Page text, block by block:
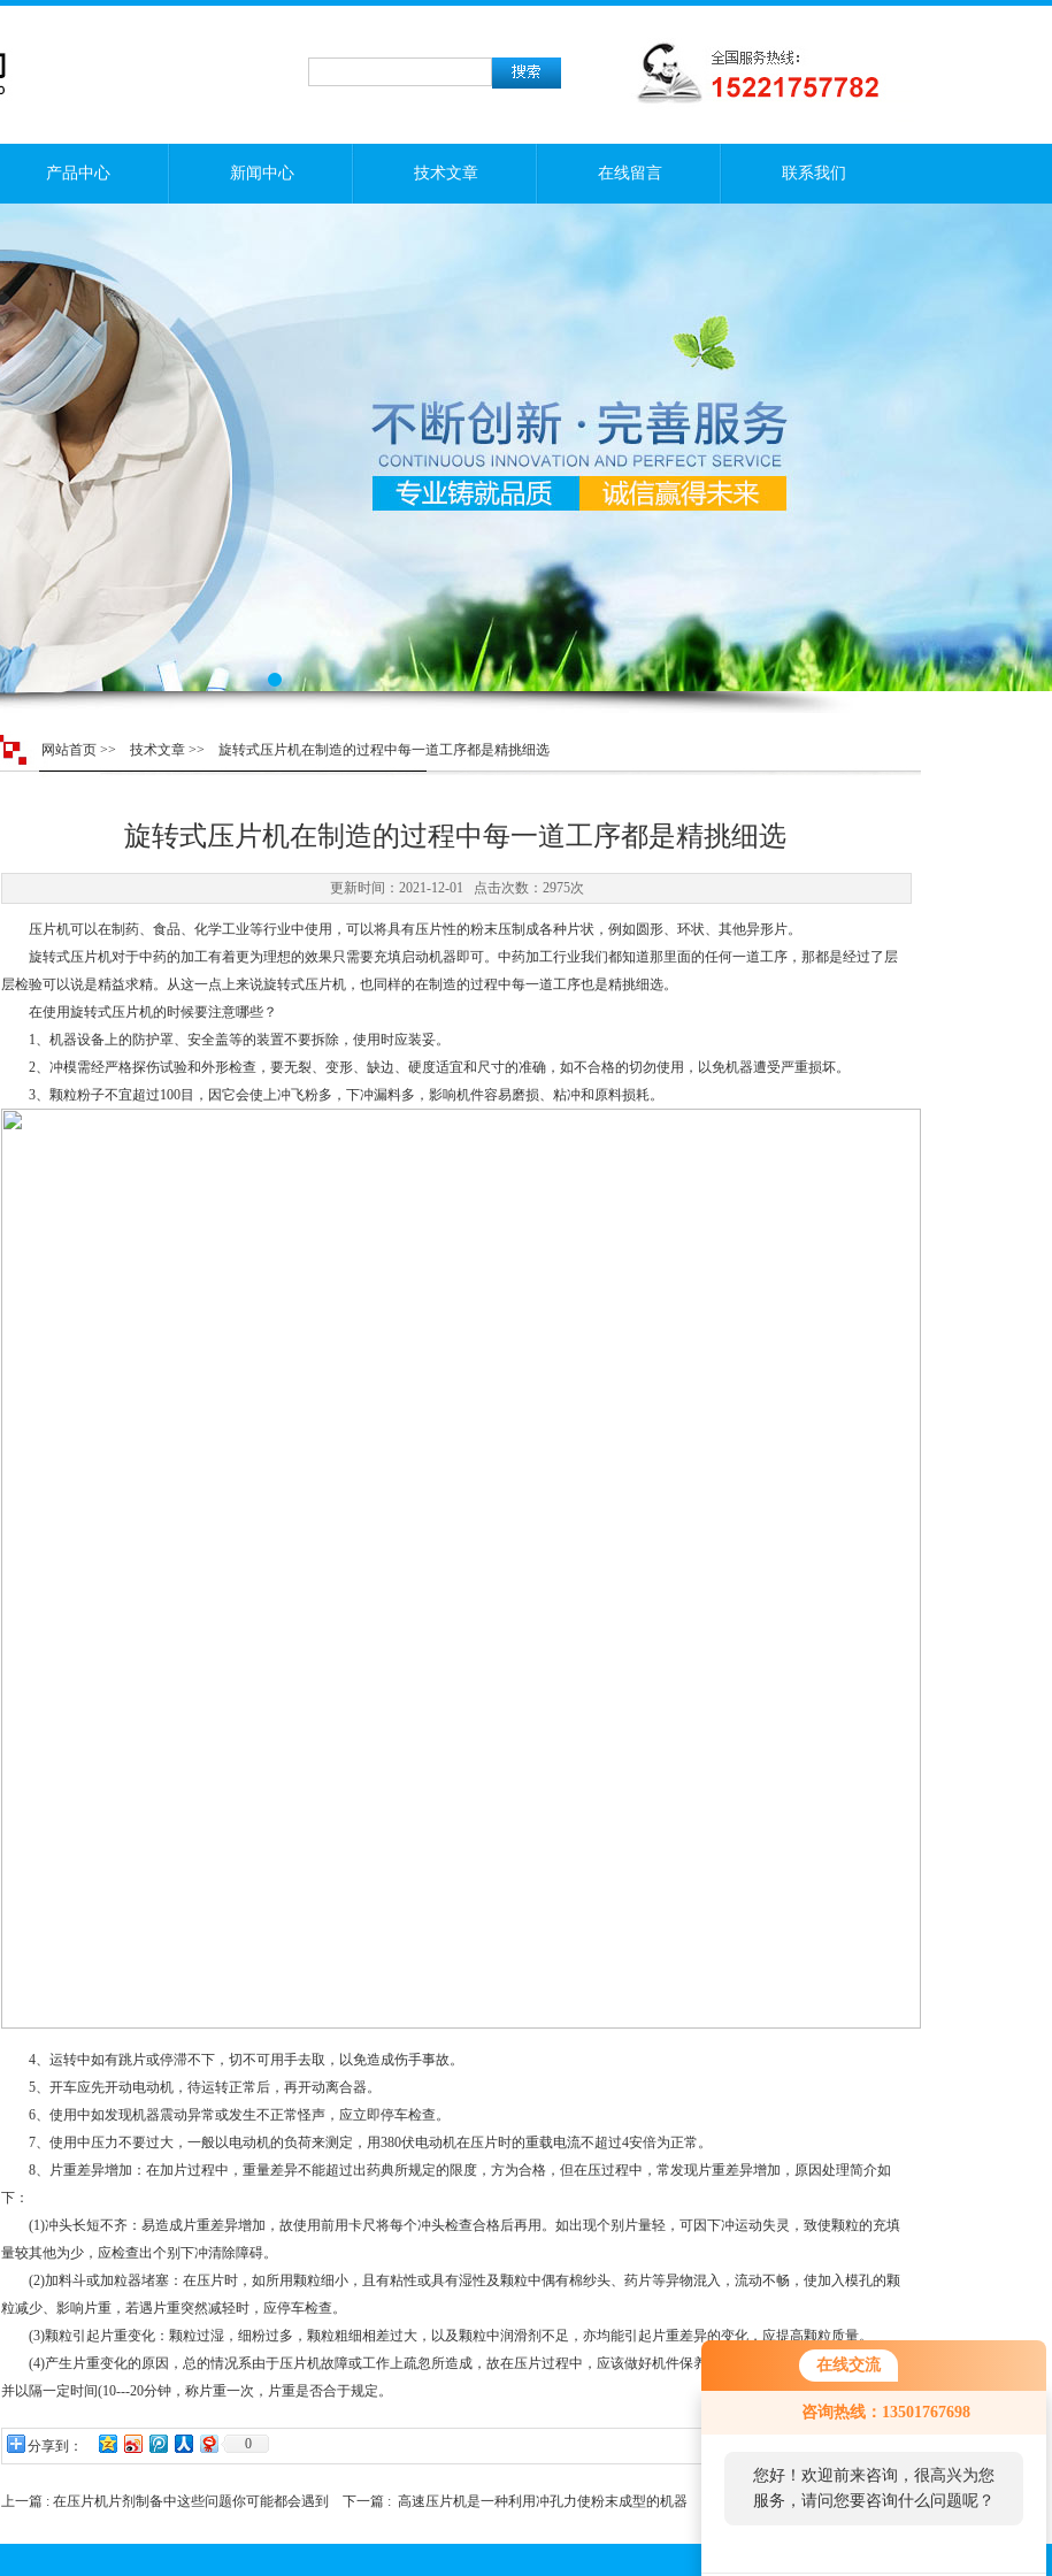
在线交流
咨询热线：13501767698
您好！欢迎前来咨询，很高兴为您
服务，请问您要咨询什么问题呢？
产品中心 新闻中心 技术文章 在线留言 联系我们
网站首页 >> 技术文章 >> 旋转式压片机在制造的过程中每一道工序都是精挑细选
旋转式压片机在制造的过程中每一道工序都是精挑细选
更新时间：2021-12-01 点击次数：2975次
压片机可以在制药、食品、化学工业等行业中使用，可以将具有压片性的粉末压制成各种片状，例如圆形、环状、其他异形片。
旋转式压片机对于中药的加工有着更为理想的效果只需要充填启动机器即可。中药加工行业我们都知道那里面的任何一道工序，那都是经过了层
层检验可以说是精益求精。从这一点上来说旋转式压片机，也同样的在制造的过程中每一道工序也是精挑细选。
在使用旋转式压片机的时候要注意哪些？
1、机器设备上的防护罩、安全盖等的装置不要拆除，使用时应装妥。
2、冲模需经严格探伤试验和外形检查，要无裂、变形、缺边、硬度适宜和尺寸的准确，如不合格的切勿使用，以免机器遭受严重损坏。
3、颗粒粉子不宜超过100目，因它会使上冲飞粉多，下冲漏料多，影响机件容易磨损、粘冲和原料损耗。
4、运转中如有跳片或停滞不下，切不可用手去取，以免造成伤手事故。
5、开车应先开动电动机，待运转正常后，再开动离合器。
6、使用中如发现机器震动异常或发生不正常怪声，应立即停车检查。
7、使用中压力不要过大，一般以电动机的负荷来测定，用380伏电动机在压片时的重载电流不超过4安倍为正常。
8、片重差异增加：在加片过程中，重量差异不能超过出药典所规定的限度，方为合格，但在压过程中，常发现片重差异增加，原因处理简介如
下：
(1)冲头长短不齐：易造成片重差异增加，故使用前用卡尺将每个冲头检查合格后再用。如出现个别片量轻，可因下冲运动失灵，致使颗粒的充填
量较其他为少，应检查出个别下冲清除障碍。
(2)加料斗或加粒器堵塞：在压片时，如所用颗粒细小，且有粘性或具有湿性及颗粒中偶有棉纱头、药片等异物混入，流动不畅，使加入模孔的颗
粒减少、影响片重，若遇片重突然减轻时，应停车检查。
(3)颗粒引起片重变化：颗粒过湿，细粉过多，颗粒粗细相差过大，以及颗粒中润滑剂不足，亦均能引起片重差异的变化，应提高颗粒质量。
(4)产生片重变化的原因，总的情况系由于压片机故障或工作上疏忽所造成，故在压片过程中，应该做好机件保养工作，详细检查机件有无损害，
并以隔一定时间(10---20分钟，称片重一次，片重是否合于规定。
分享到： 0
上一篇 : 在压片机片剂制备中这些问题你可能都会遇到 下一篇 : 高速压片机是一种利用冲孔力使粉末成型的机器